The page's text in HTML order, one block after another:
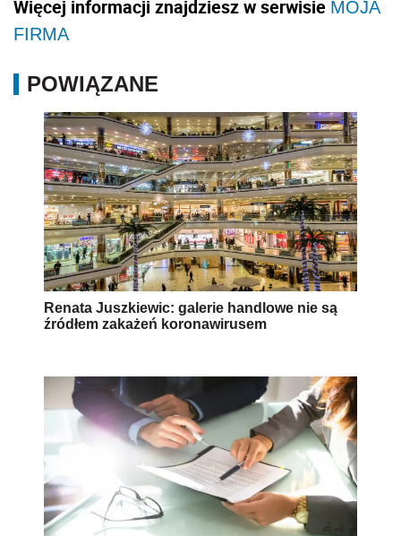
Więcej informacji znajdziesz w serwisie MOJA
FIRMA
POWIĄZANE
Renata Juszkiewic: galerie handlowe nie są
źródłem zakażeń koronawirusem